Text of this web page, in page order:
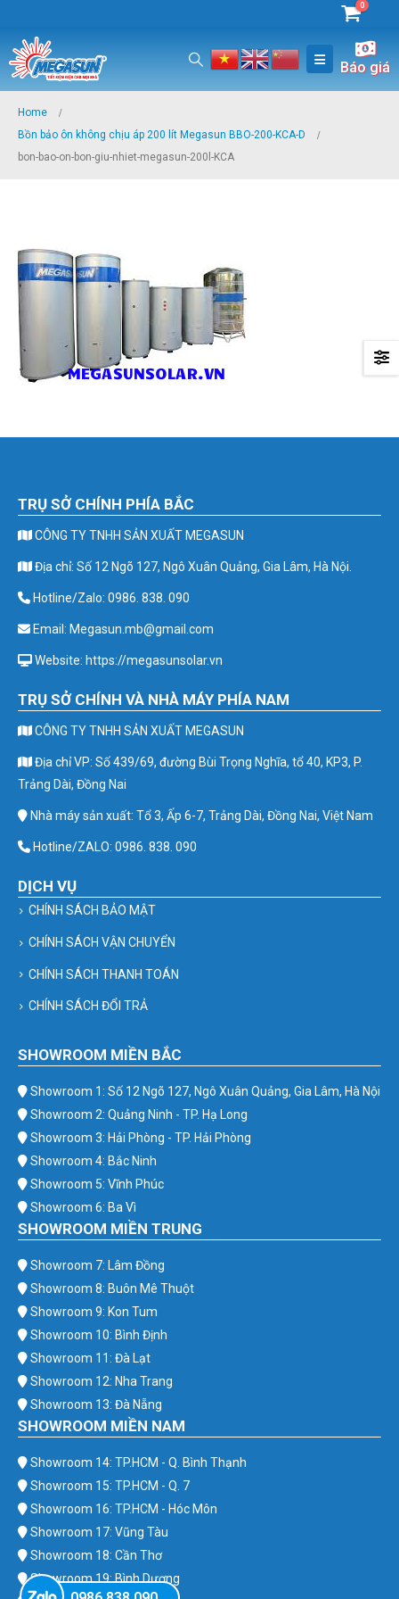
0
Báo giá
Home
Bồn bảo ôn không chịu áp 200 lít Megasun BBO-200-KCA-D
bon-bao-on-bon-giu-nhiet-megasun-200l-KCA
TRỤ SỞ CHÍNH PHÍA BẮC
CÔNG TY TNHH SẢN XUẤT MEGASUN
Địa chỉ: Số 12 Ngõ 127, Ngô Xuân Quảng, Gia Lâm, Hà Nội.
Hotline/Zalo: 0986. 838. 090
Email: Megasun.mb@gmail.com
Website: https://megasunsolar.vn
TRỤ SỞ CHÍNH VÀ NHÀ MÁY PHÍA NAM
CÔNG TY TNHH SẢN XUẤT MEGASUN
Địa chỉ VP: Số 439/69, đường Bùi Trọng Nghĩa, tổ 40, KP3, P.
Trảng Dài, Đồng Nai
Nhà máy sản xuất: Tổ 3, Ấp 6-7, Trảng Dài, Đồng Nai, Việt Nam
Hotline/ZALO: 0986. 838. 090
DỊCH VỤ
CHÍNH SÁCH BẢO MẬT
CHÍNH SÁCH VẬN CHUYỂN
CHÍNH SÁCH THANH TOÁN
CHÍNH SÁCH ĐỔI TRẢ
SHOWROOM MIỀN BẮC
Showroom 1: Số 12 Ngõ 127, Ngô Xuân Quảng, Gia Lâm, Hà Nội
Showroom 2: Quảng Ninh - TP. Hạ Long
Showroom 3: Hải Phòng - TP. Hải Phòng
Showroom 4: Bắc Ninh
Showroom 5: Vĩnh Phúc
Showroom 6: Ba Vì
SHOWROOM MIỀN TRUNG
Showroom 7: Lâm Đồng
Showroom 8: Buôn Mê Thuột
Showroom 9: Kon Tum
Showroom 10: Bình Định
Showroom 11: Đà Lạt
Showroom 12: Nha Trang
Showroom 13: Đà Nẵng
SHOWROOM MIỀN NAM
Showroom 14: TP.HCM - Q. Bình Thạnh
Showroom 15: TP.HCM - Q. 7
Showroom 16: TP.HCM - Hóc Môn
Showroom 17: Vũng Tàu
Showroom 18: Cần Thơ
Showroom 19: Bình Dương